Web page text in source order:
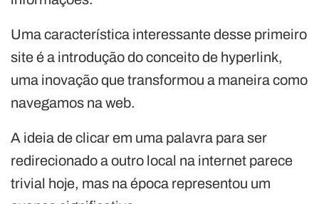
Uma característica interessante desse primeiro
site é a introdução do conceito de hyperlink,
uma inovação que transformou a maneira como
navegamos na web.
A ideia de clicar em uma palavra para ser
redirecionado a outro local na internet parece
trivial hoje, mas na época representou um